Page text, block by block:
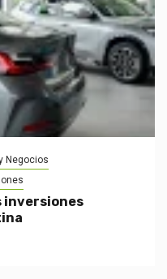
Negocios
inversiones